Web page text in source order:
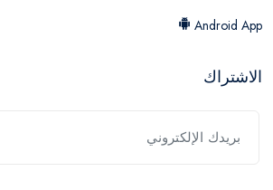
Android App
الاشتراك